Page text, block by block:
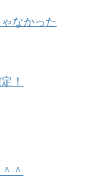
なかった
！
＾